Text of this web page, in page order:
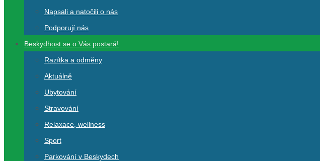
Napsali a natočili o nás
Podporují nás
Beskydhost se o Vás postará!
Razítka a odměny
Aktuálně
Ubytování
Stravování
Relaxace, wellness
Sport
Parkování v Beskydech